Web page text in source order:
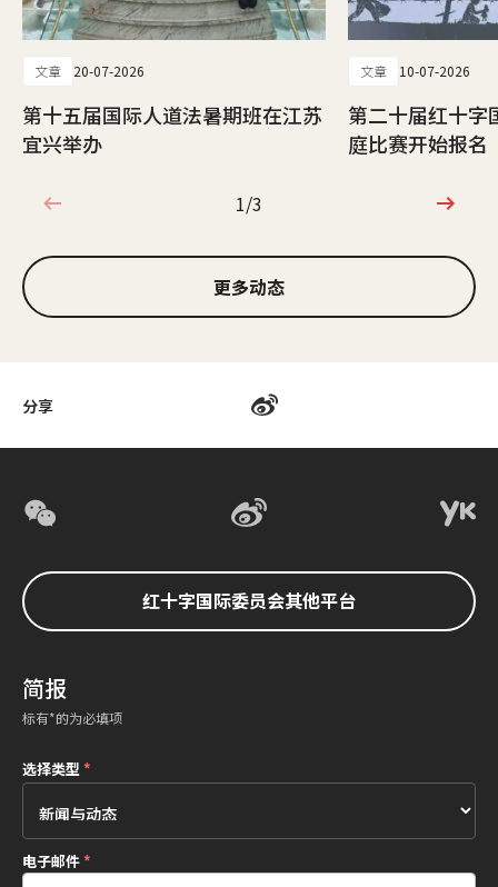
分享
文章 20-07-2026
第十五届国际人道法暑期班在江苏
宜兴举办
文章 10-07-2026
第二十届红十字
庭比赛开始报名
1/3
1/3
更多动态
红十字国际委员会其他平台
简报
标有*的为必填项
选择类型*
电子邮件*